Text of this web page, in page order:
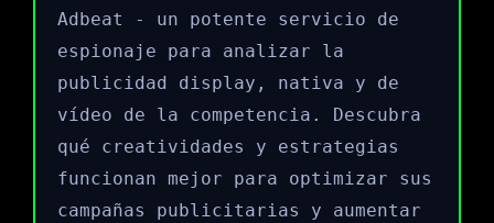
Adbeat - un potente servicio de
espionaje para analizar la
publicidad display, nativa y de
vídeo de la competencia. Descubra
qué creatividades y estrategias
funcionan mejor para optimizar sus
campañas publicitarias y aumentar